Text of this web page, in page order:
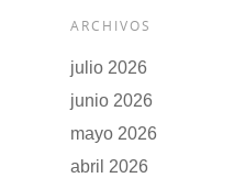
ARCHIVOS
julio 2026
junio 2026
mayo 2026
abril 2026